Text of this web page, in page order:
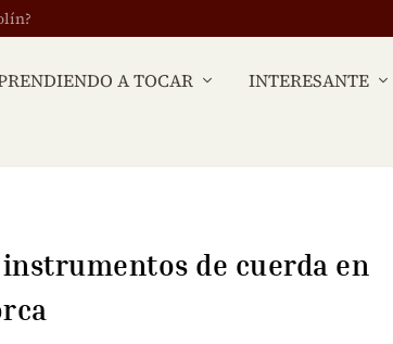
A TOCAR INTERESANTE
de cuerda en